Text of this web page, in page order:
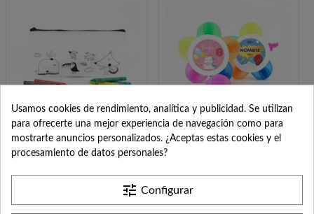
ESTUCHE PARA PINTAR
PARA DETALLE DE
CUMPLEAÑOS
0,54 €
ROTULADORES
Usamos cookies de rendimiento, analítica y publicidad. Se utilizan
para ofrecerte una mejor experiencia de navegación como para
mostrarte anuncios personalizados. ¿Aceptas estas cookies y el
procesamiento de datos personales?
tune Configurar